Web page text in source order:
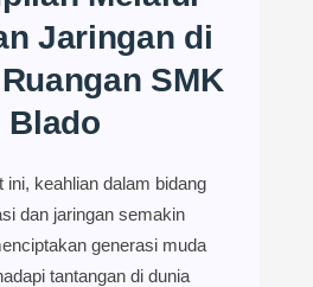
Jaringan di
SMK
Blado
ini, keahlian dalam bidang
dan jaringan semakin
generasi muda
tantangan di dunia